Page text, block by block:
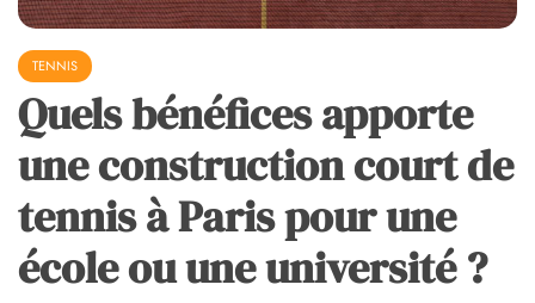
TENNIS
Quels bénéfices apporte
une construction court de
tennis à Paris pour une
école ou une université ?